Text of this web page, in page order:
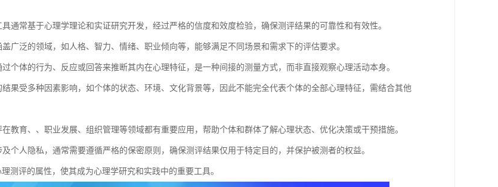
通常基于心理学理论和实证研究开发，经过严格的信度和效度检验，确保测评结果的可靠性和有效性。
广泛的领域，如人格、智力、情绪、职业倾向等，能够满足不同场景和需求下的评估要求。
个体的行为、反应或回答来推断其内在心理特征，是一种间接的测量方式，而非直接观察心理活动本身。
果受多种因素影响，如个体的状态、环境、文化背景等，因此不能完全代表个体的全部心理特征，需结合其他
教育、、职业发展、组织管理等领域都有重要应用，帮助个体和群体了解心理状态、优化决策或干预措施。
个人隐私，通常需要遵循严格的保密原则，确保测评结果仅用于特定目的，并保护被测者的权益。
测评的属性，使其成为心理学研究和实践中的重要工具。